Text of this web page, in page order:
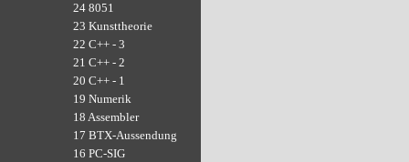
24 8051
23 Kunsttheorie
22 C++ - 3
21 C++ - 2
20 C++ - 1
19 Numerik
18 Assembler
17 BTX-Aussendung
16 PC-SIG